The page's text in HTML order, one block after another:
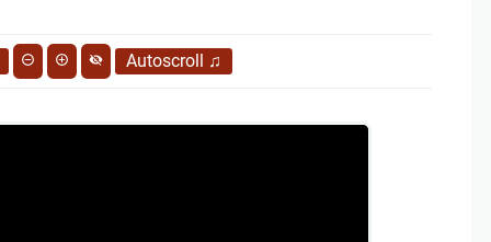
Autoscroll ♫